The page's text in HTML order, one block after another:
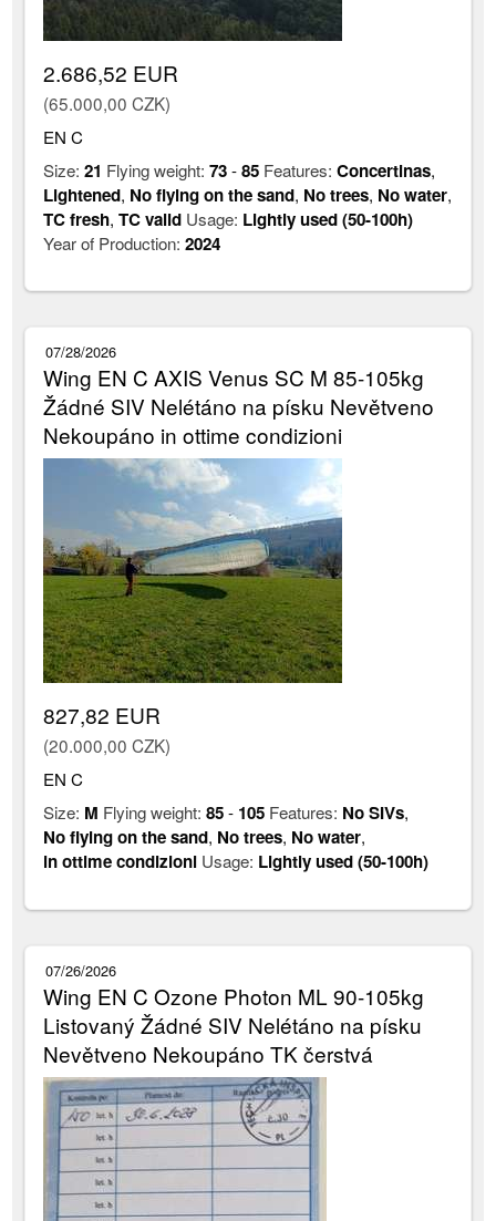
2.686,52 EUR
(65.000,00 CZK)
EN C
Size:21 Flying weight:73-85 Features:Concertinas,
Lightened, No flying on the sand, No trees, No water,
TC fresh,TC valid Usage: Lightly used (50-100h)
Year of Production:2024
07/28/2026
Wing EN C AXIS Venus SC M 85-105kg
Žádné SIV Nelétáno na písku Nevětveno
Nekoupáno in ottime condizioni
827,82 EUR
(20.000,00 CZK)
EN C
Size: M Flying weight:85- 105 Features: No SIVs,
No flying on the sand, No trees, No water,
in ottime condizioni Usage: Lightly used (50-100h)
07/26/2026
Wing EN C Ozone Photon ML 90-105kg
Listovaný Žádné SIV Nelétáno na písku
Nevětveno Nekoupáno TK čerstvá